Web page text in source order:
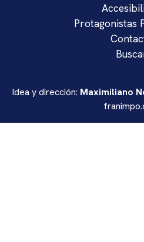
Protagonistas
Idea y dirección: Maximiliano